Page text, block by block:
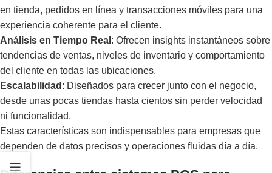
en tienda, pedidos en línea y transacciones móviles para una
experiencia coherente para el cliente.
Análisis en Tiempo Real : Ofrecen insights instantáneos sobre
tendencias de ventas, niveles de inventario y comportamiento
del cliente en todas las ubicaciones.
Escalabilidad : Diseñados para crecer junto con el negocio,
desde unas pocas tiendas hasta cientos sin perder velocidad
ni funcionalidad.
Estas características son indispensables para empresas que
dependen de datos precisos y operaciones fluidas día a día.